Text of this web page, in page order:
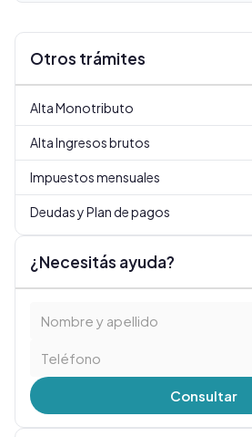
Otros trámites
Alta Monotributo
Alta Ingresos brutos
Impuestos mensuales
Deudas y Plan de pagos
¿Necesitás ayuda?
Consultar